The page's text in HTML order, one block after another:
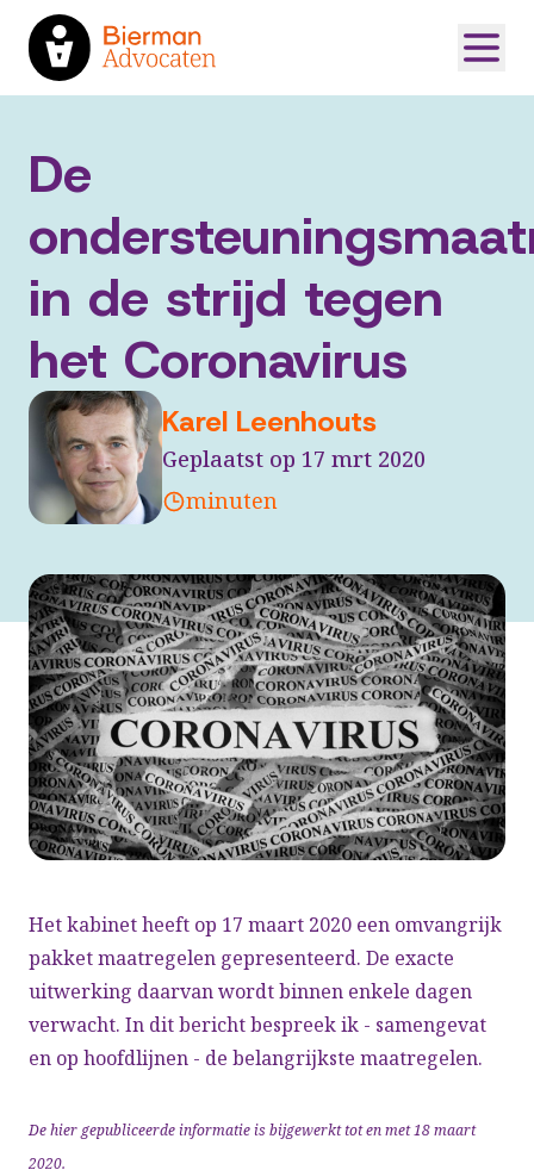
De
in de strijd tegen
het Coronavirus
Karel Leenhouts
Geplaatst op 17 mrt 2020
minuten
Het kabinet heeft op 17 maart 2020 een omvangrijk
pakket maatregelen gepresenteerd. De exacte
uitwerking daarvan wordt binnen enkele dagen
verwacht. In dit bericht bespreek ik - samengevat
en op hoofdlijnen - de belangrijkste maatregelen.
De hier gepubliceerde informatie is bijgewerkt tot en met 18 maart
2020.